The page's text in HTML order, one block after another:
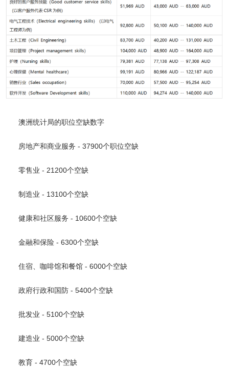
澳洲统计局的职位空缺数字
房地产和商业服务 - 37900个职位空缺
零售业 - 21200个空缺
制造业 - 13100个空缺
健康和社区服务 - 10600个空缺
金融和保险 - 6300个空缺
住宿、咖啡馆和餐馆 - 6000个空缺
政府行政和国防 - 5400个空缺
批发业 - 5100个空缺
建造业 - 5000个空缺
教育 - 4700个空缺